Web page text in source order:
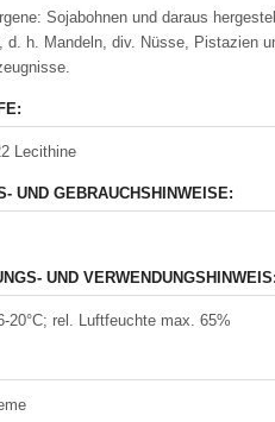
Sojabohnen und daraus
d. h. Mandeln, div. Nüsse, Pistazien
Lecithine
UND GEBRAUCHSHINWEISE:
UND VERWENDUNGSHINWEIS:
20°C; rel. Luftfeuchte max. 65%